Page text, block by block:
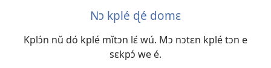
Nɔ kplé ɖé domɛ
Kplɔ́n nǔ dó kplé mǐtɔn lɛ́ wú. Mɔ nɔtɛn kplé tɔn e
sɛkpɔ́ we é.